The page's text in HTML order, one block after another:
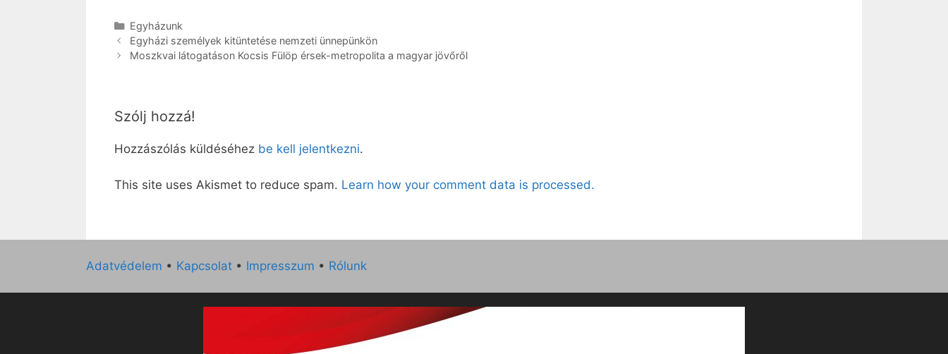
Kategória
Egyházunk
Egyházi személyek kitüntetése nemzeti ünnepünkön
Moszkvai látogatáson Kocsis Fülöp érsek-metropolita a magyar jövőről
Szólj hozzá!
Hozzászólás küldéséhez be kell jelentkezni.
This site uses Akismet to reduce spam. Learn how your comment data is processed.
Adatvédelem • Kapcsolat • Impresszum • Rólunk